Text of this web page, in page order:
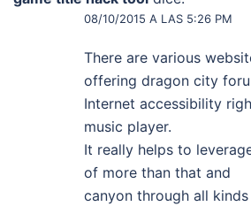
08/10/2015 A LAS 5:26 PM
There are various
offering dragon city
Internet accessibility
music player.
It really helps to
of more than that and
canyon through all